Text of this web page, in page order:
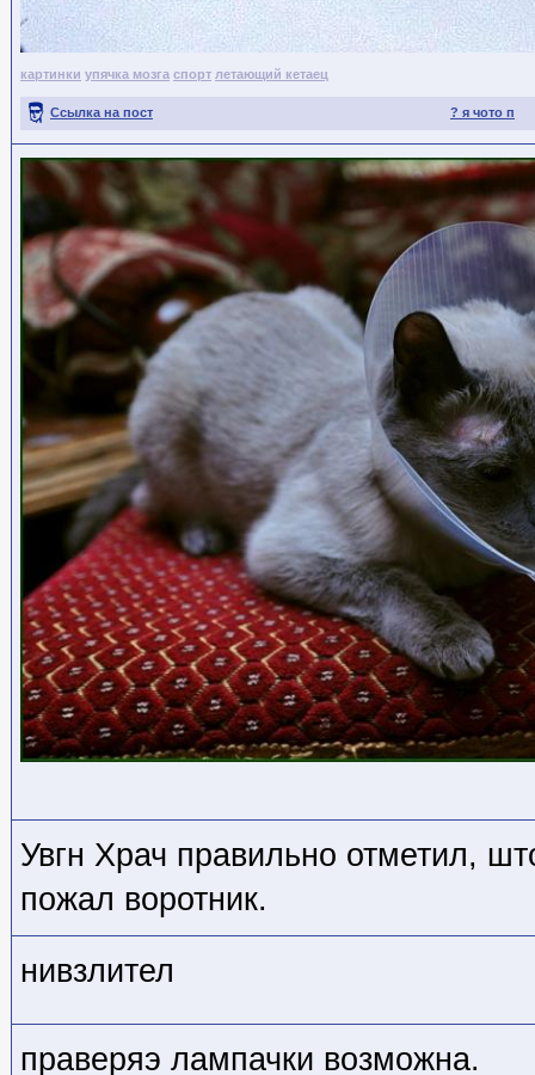
картинки упячка мозга спорт летающий кетаец
? я чото п
Ссылка на пост
Увгн Храч правильно отметил,
пожал воротник.
нивзлител
праверяэ лампачки возможна.